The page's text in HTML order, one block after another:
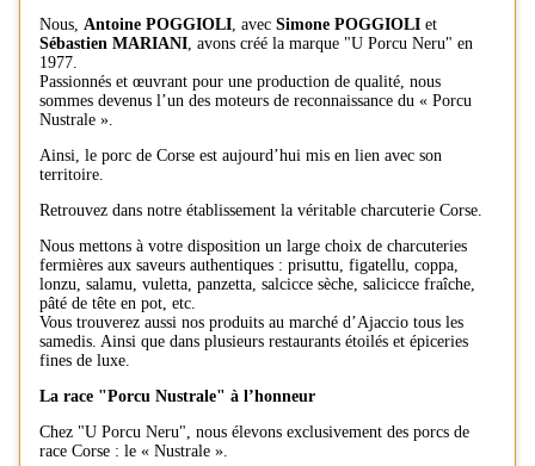
Nous, Antoine POGGIOLI, avec Simone POGGIOLI et
Sébastien MARIANI, avons créé la marque "U Porcu Neru" en
1977.
Passionnés et œuvrant pour une production de qualité, nous
sommes devenus l’un des moteurs de reconnaissance du « Porcu
Nustrale ».
Ainsi, le porc de Corse est aujourd’hui mis en lien avec son
territoire.
Retrouvez dans notre établissement la véritable charcuterie Corse.
Nous mettons à votre disposition un large choix de charcuteries
fermières aux saveurs authentiques : prisuttu, figatellu, coppa,
lonzu, salamu, vuletta, panzetta, salcicce sèche, salicicce fraîche,
pâté de tête en pot, etc.
Vous trouverez aussi nos produits au marché d’Ajaccio tous les
samedis. Ainsi que dans plusieurs restaurants étoilés et épiceries
fines de luxe.
La race "Porcu Nustrale" à l’honneur
Chez "U Porcu Neru", nous élevons exclusivement des porcs de
race Corse : le « Nustrale ».